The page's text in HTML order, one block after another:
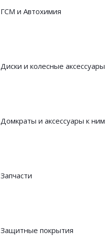
ГСМ и Автохимия
Диски и колесные аксессуары
Домкраты и аксессуары к ним
Запчасти
Защитные покрытия